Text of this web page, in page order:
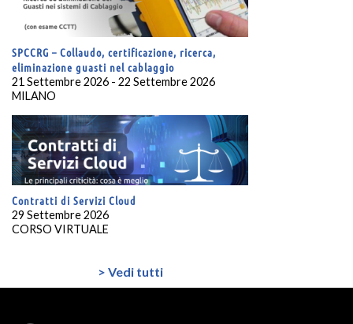
SPCCRG – Collaudo, certificazione, ricerca,
eliminazione guasti nel cablaggio
21 Settembre 2026 - 22 Settembre 2026
MILANO
Contratti di Servizi Cloud
29 Settembre 2026
CORSO VIRTUALE
> Vedi tutti